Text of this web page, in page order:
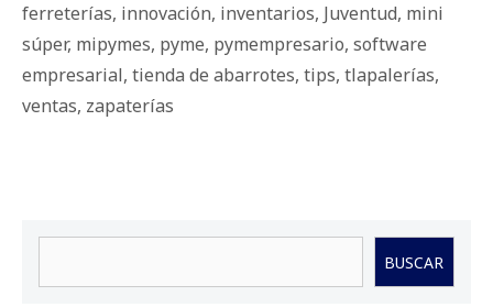
ferreterías, innovación, inventarios, Juventud, mini
súper, mipymes, pyme, pymempresario, software
empresarial, tienda de abarrotes, tips, tlapalerías,
ventas, zapaterías
BUSCAR